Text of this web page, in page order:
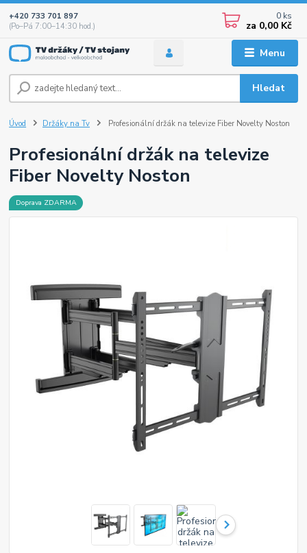
Menu
Hledat
+420 733 701 897
(Po–Pá 7:00–14:30 hod.)
0 ks
za 0,00 Kč
Úvod Držáky na Tv Profesionální držák na televize Fiber Novelty Noston
Profesionální držák na televize
Fiber Novelty Noston
Doprava ZDARMA